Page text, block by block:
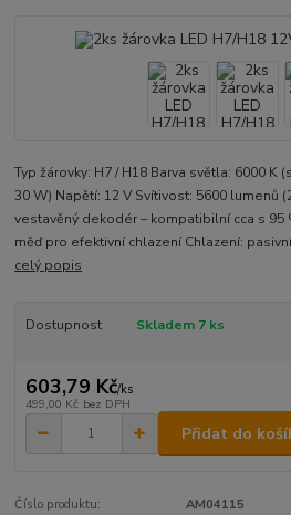
Typ žárovky: H7 / H18 Barva světla: 6000 K
30 W) Napětí: 12 V Svítivost: 5600 lumenů
vestavěný dekodér – kompatibilní cca s 95
měď pro efektivní chlazení Chlazení:
celý popis
Dostupnost Skladem 7 ks
603,79 Kč/ks
499,00 Kč bez DPH
Přidat do
Číslo produktu: AM04115